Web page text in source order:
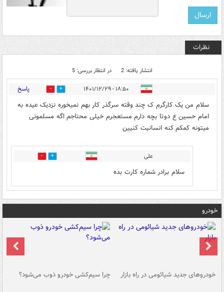
نظرات
انتشار یافته: 2 در انتظار بررسی: 5
۱۸:۵۰ - ۱۴۰۱/۱۲/۲۹ 3 پاسخ
سلام من یک کارگرم ک چند وقته سرگذر کار بهم نمیخوره نزدیک عیده به
امام حسین ع دوتا بچه دارم مستعجرم خیلی محتاجم اگه مسلمونی
میتونه کمکم کنه انسانیت کنیین
علی 0
سلام برادر شماره کارت بده
خودرو
خودروهای جدید شیائومی در راه بازار چرا سیم‌کشی خودرو ذوب می‌شود؟